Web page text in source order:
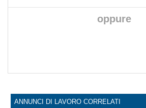
oppure
ANNUNCI DI LAVORO CORRELATI